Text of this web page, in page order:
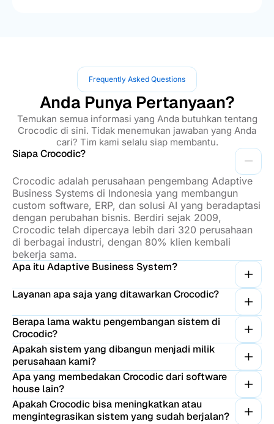
Frequently Asked Questions
Anda Punya Pertanyaan?
Temukan semua informasi yang Anda butuhkan tentang
Crocodic di sini. Tidak menemukan jawaban yang Anda
cari? Tim kami selalu siap membantu.
Siapa Crocodic?
Crocodic adalah perusahaan pengembang Adaptive
Business Systems di Indonesia yang membangun
custom software, ERP, dan solusi AI yang beradaptasi
dengan perubahan bisnis. Berdiri sejak 2009,
Crocodic telah dipercaya lebih dari 320 perusahaan
di berbagai industri, dengan 80% klien kembali
bekerja sama.
Apa itu Adaptive Business System?
Layanan apa saja yang ditawarkan Crocodic?
Berapa lama waktu pengembangan sistem di
Crocodic?
Apakah sistem yang dibangun menjadi milik
perusahaan kami?
Apa yang membedakan Crocodic dari software
house lain?
Apakah Crocodic bisa meningkatkan atau
mengintegrasikan sistem yang sudah berjalan?